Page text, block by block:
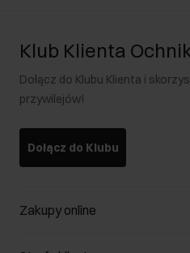
Klub Klienta
Dołącz do Klubu Klienta i
przywilejów!
Dołącz do Klubu
Zakupy online
Zarządzaj cookies